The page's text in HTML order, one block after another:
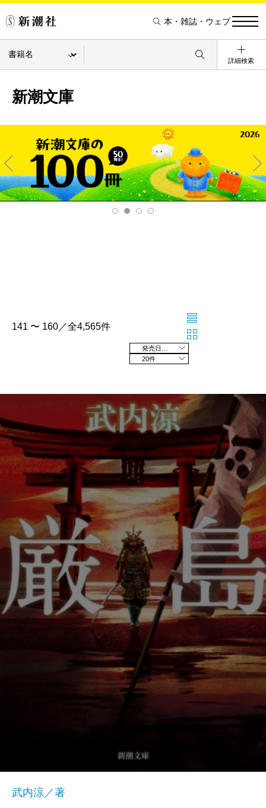
本・雑誌・ウェブ
詳細検索
新潮文庫
Pre
v
Ne
xt
141 〜 160／全4,565件
20件
武内涼／著